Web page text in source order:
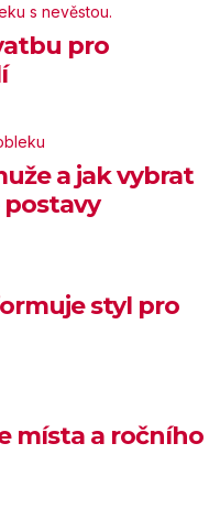
pro
a jak vybrat
styl pro
místa a ročního